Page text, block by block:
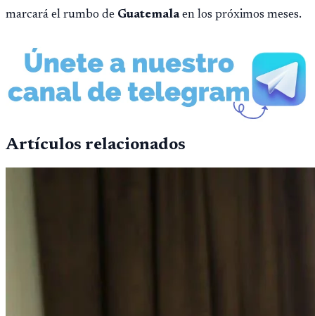
marcará el rumbo de Guatemalaen los próximos meses.
Artículos relacionados